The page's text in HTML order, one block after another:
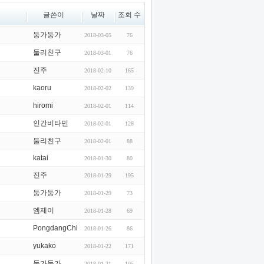
글쓴이 날짜 조회 수
둥가둥가 2018-03-05 76
둘리친구 2018-03-01 76
진주 2018-02-10 165
kaoru 2018-02-02 139
hiromi 2018-02-01 114
인간비타민 2018-02-01 128
둘리친구 2018-02-01 88
katai 2018-01-30 80
진주 2018-01-29 195
둥가둥가 2018-01-29 73
엠제이 2018-01-28 69
PongdangChi 2018-01-26 86
yukako 2018-01-22 171